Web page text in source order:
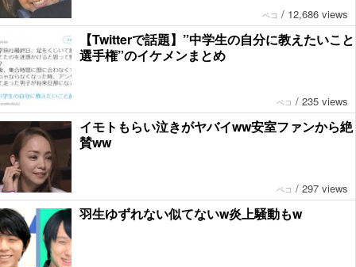
ペコ / 12,686 views
【Twitterで話題】”中学生の自分に教えたいこと
選手権”のイケメンまとめ
ペコ / 235 views
イモトもらい泣きがヤバイww安室ファンから絶
賛ww
ペコ / 297 views
羽生ゆずれない似てないw炎上騒動もw